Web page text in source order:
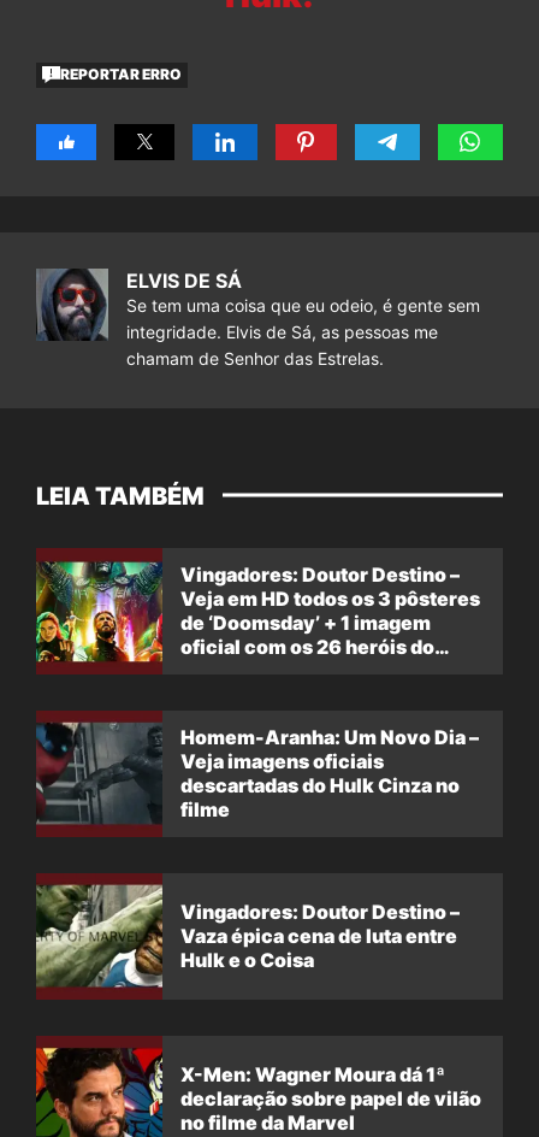
REPORTAR ERRO
ELVIS DE SÁ
Se tem uma coisa que eu odeio, é gente sem
integridade. Elvis de Sá, as pessoas me
chamam de Senhor das Estrelas.
LEIA TAMBÉM
Vingadores: Doutor Destino –
Veja em HD todos os 3 pôsteres
de ‘Doomsday’ + 1 imagem
oficial com os 26 heróis do
Homem-Aranha: Um Novo Dia –
Veja imagens oficiais
descartadas do Hulk Cinza no
filme
Vingadores: Doutor Destino –
Vaza épica cena de luta entre
Hulk e o Coisa
X-Men: Wagner Moura dá 1ª
declaração sobre papel de vilão
no filme da Marvel